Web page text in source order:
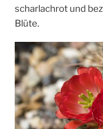
scharlachrot und
Blüte.